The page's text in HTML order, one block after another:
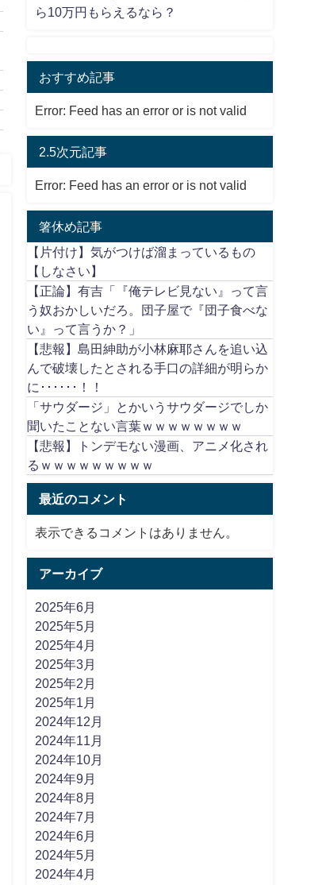
ら10万円もらえるなら？
おすすめ記事
Error: Feed has an error or is not valid
2.5次元記事
Error: Feed has an error or is not valid
箸休め記事
【片付け】気がつけば溜まっているもの
【しなさい】
【正論】有吉「『俺テレビ見ない』って言
う奴おかしいだろ。団子屋で『団子食べな
い』って言うか？」
【悲報】島田紳助が小林麻耶さんを追い込
んで破壊したとされる手口の詳細が明らか
に･･････！！
「サウダージ」とかいうサウダージでしか
聞いたことない言葉ｗｗｗｗｗｗｗｗ
【悲報】トンデモない漫画、アニメ化され
るｗｗｗｗｗｗｗｗｗ
最近のコメント
表示できるコメントはありません。
アーカイブ
2025年6月
2025年5月
2025年4月
2025年3月
2025年2月
2025年1月
2024年12月
2024年11月
2024年10月
2024年9月
2024年8月
2024年7月
2024年6月
2024年5月
2024年4月